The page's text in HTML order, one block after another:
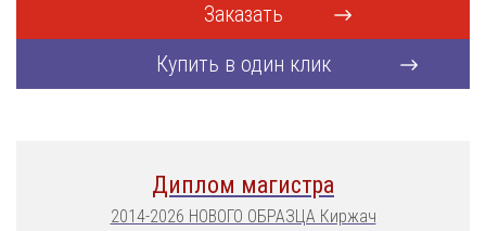
Заказать
Купить в один клик
Диплом магистра
2014-2026 НОВОГО ОБРАЗЦА Киржач